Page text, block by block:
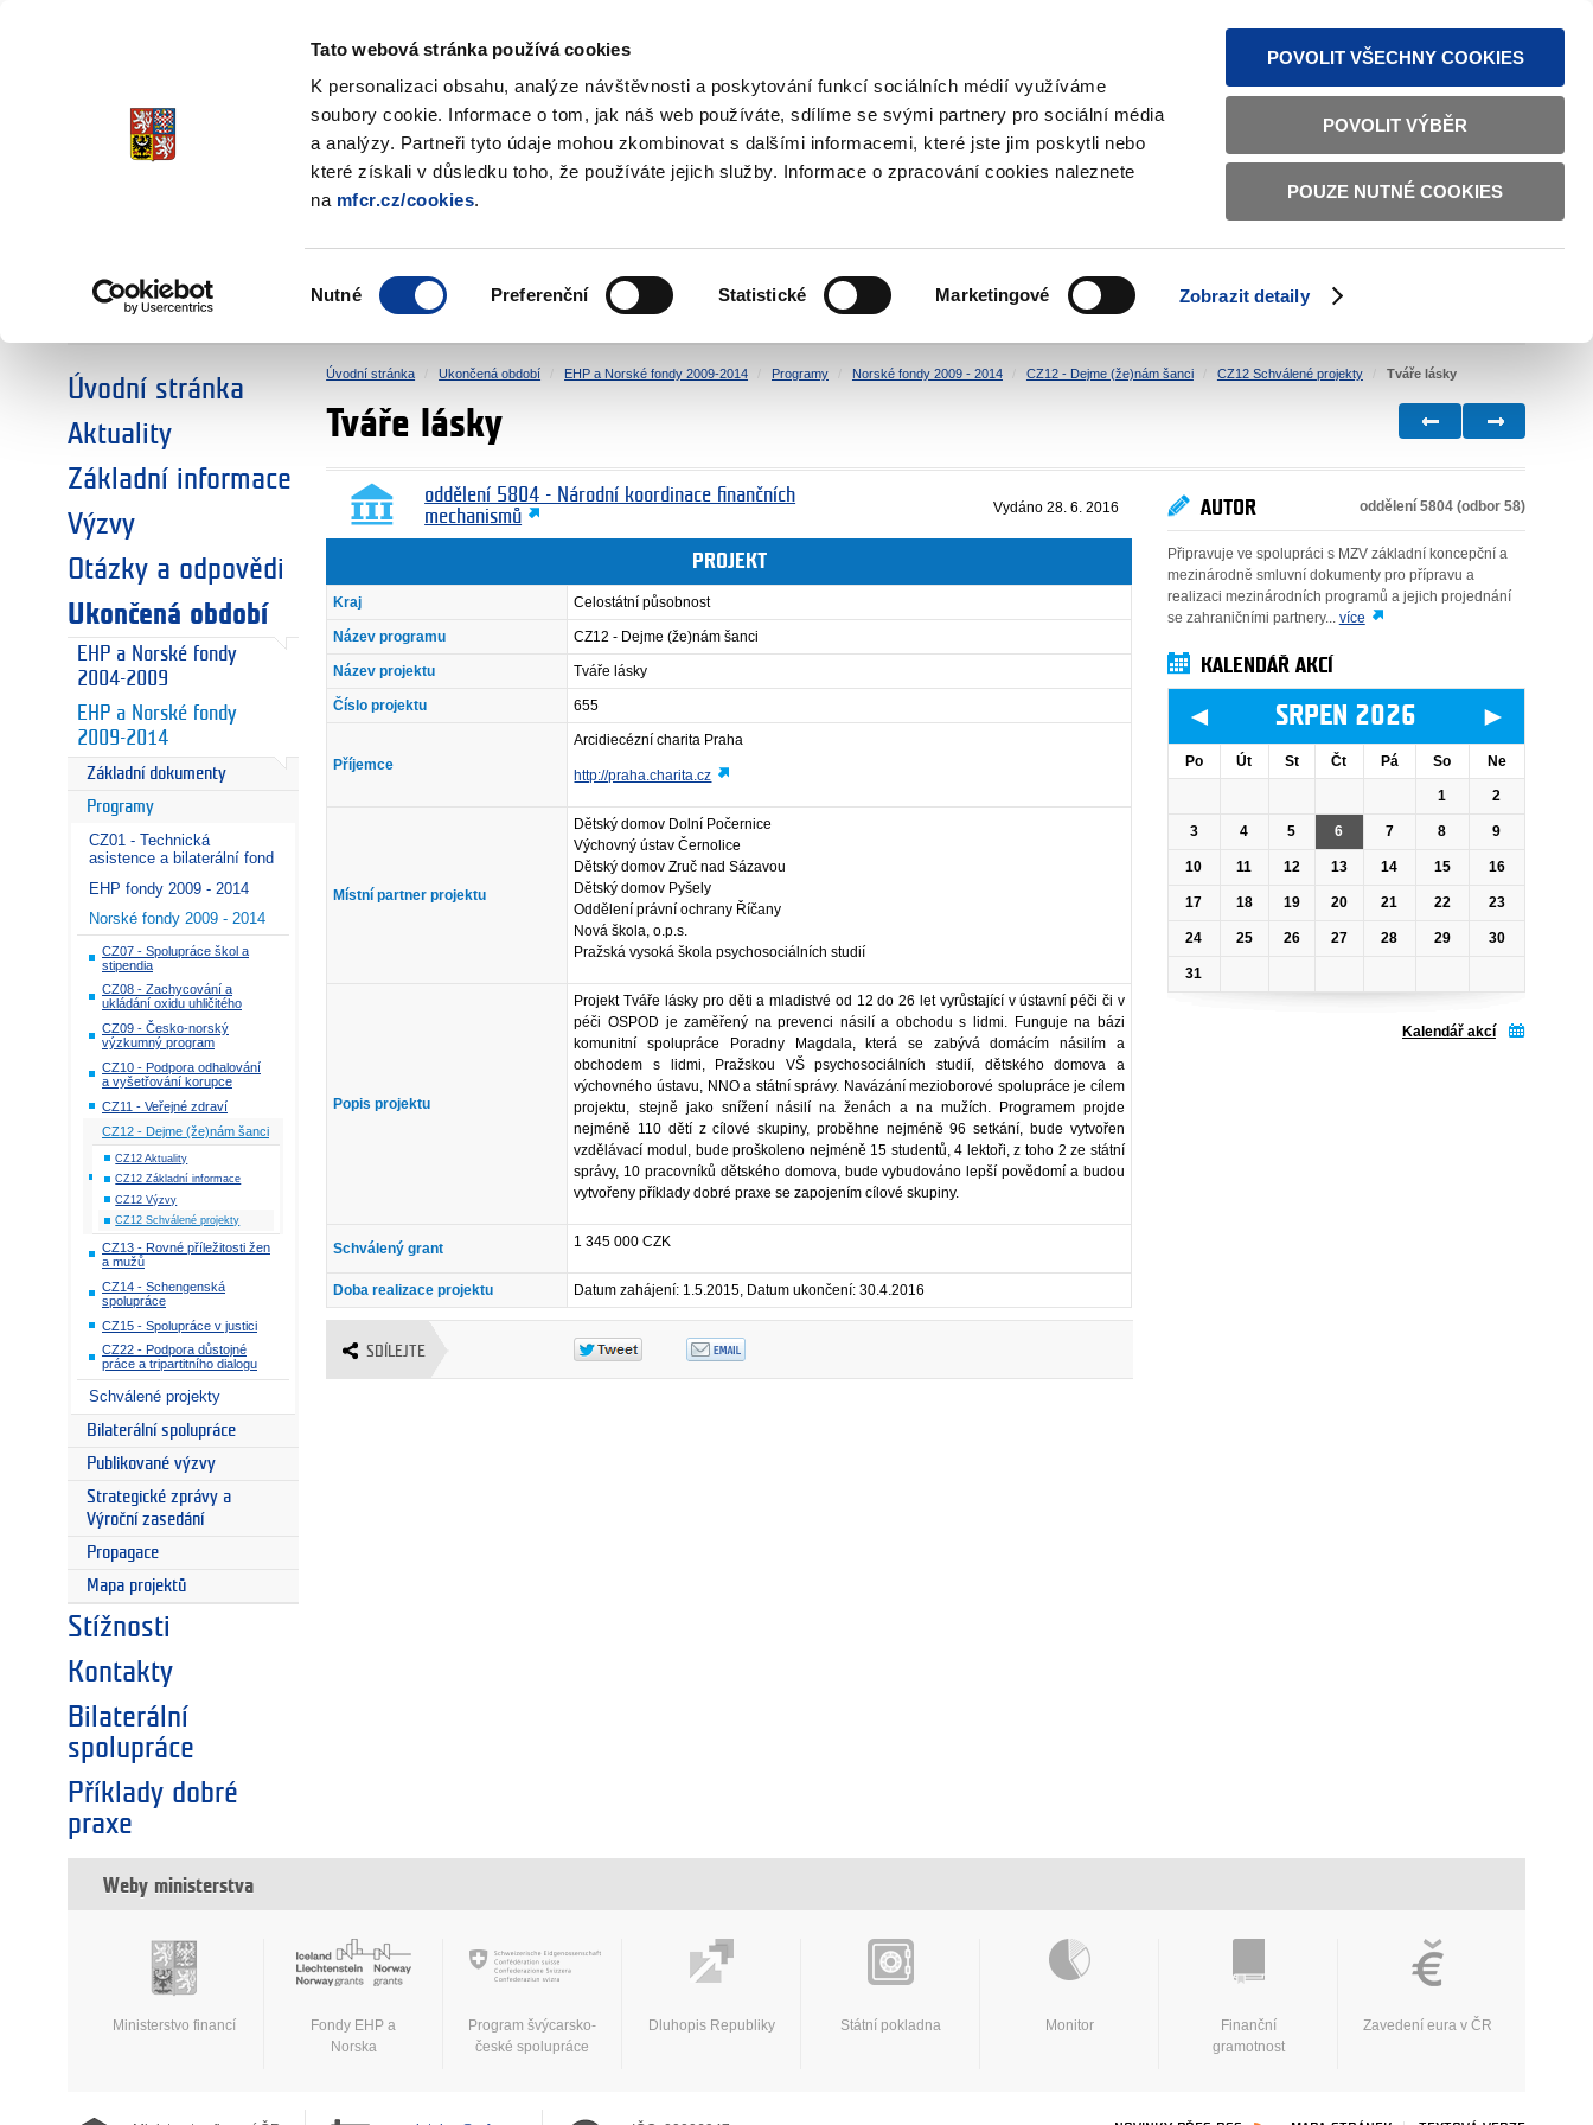
Tato webová stránka používá cookies
K personalizaci obsahu, analýze návštěvnosti a poskytování funkcí sociálních médií využíváme
soubory cookie. Informace o tom, jak náš web používáte, sdílíme se svými partnery pro sociální média
a analýzy. Partneři tyto údaje mohou zkombinovat s dalšími informacemi, které jste jim poskytli nebo
které získali v důsledku toho, že používáte jejich služby. Informace o zpracování cookies naleznete
na mfcr.cz/cookies.
souhlasu
Nutné Preferenční Statistické Marketingové Zobrazit detaily
POVOLIT VŠECHNY COOKIES
POVOLIT VÝBĚR
POUZE NUTNÉ COOKIES
TEXTOVÁ VERZE ČESKY ENGLISH
Fondy EHP a Norska
ZVOLTE SI OBLAST:
SOCIÁLNÍ DIALOG ŽIVOTNÍ PROSTŘEDÍ LIDSKÁ PRÁVA SPRAVEDLNOST VNITŘNÍ VĚCI BILATERÁLNÍ SPOLUPRÁCE
Úvodní stránka
Aktuality
Základní informace
Výzvy
Otázky a odpovědi
Ukončená období
EHP a Norské fondy
2004-2009
EHP a Norské fondy
2009-2014
Základní dokumenty
Programy
CZ01 - Technická
asistence a bilaterální fond
EHP fondy 2009 - 2014
Norské fondy 2009 - 2014
CZ07 - Spolupráce škol a
stipendia
CZ08 - Zachycování a
ukládání oxidu uhličitého
CZ09 - Česko-norský
výzkumný program
CZ10 - Podpora odhalování
a vyšetřování korupce
CZ11 - Veřejné zdraví
CZ12 - Dejme (že)nám šanci
CZ12 Aktuality
CZ12 Základní informace
CZ12 Výzvy
CZ12 Schválené projekty
CZ13 - Rovné příležitosti žen
a mužů
CZ14 - Schengenská
spolupráce
CZ15 - Spolupráce v justici
CZ22 - Podpora důstojné
práce a tripartitního dialogu
Schválené projekty
Bilaterální spolupráce
Publikované výzvy
Strategické zprávy a
Výroční zasedání
Propagace
Mapa projektů
Stížnosti
Kontakty
Bilaterální
spolupráce
Příklady dobré
praxe
Úvodní stránka Ukončená období EHP a Norské fondy 2009-2014 Programy Norské fondy 2009 - 2014 CZ12 - Dejme (že)nám šanci CZ12 Schválené projekty Tváře lásky
Tváře lásky
oddělení 5804 - Národní koordinace finančních
mechanismů
Vydáno 28. 6. 2016
PROJEKT
Kraj Celostátní působnost
Název programu CZ12 - Dejme (že)nám šanci
Název projektu Tváře lásky
Číslo projektu 655
Příjemce
Arcidiecézní charita Praha
http://praha.charita.cz
Místní partner projektu
Dětský domov Dolní Počernice
Výchovný ústav Černolice
Dětský domov Zruč nad Sázavou
Dětský domov Pyšely
Oddělení právní ochrany Říčany
Nová škola, o.p.s.
Pražská vysoká škola psychosociálních studií
Popis projektu
Projekt Tváře lásky pro děti a mladistvé od 12 do 26 let vyrůstající v ústavní péči či v
péči OSPOD je zaměřený na prevenci násilí a obchodu s lidmi. Funguje na bázi
komunitní spolupráce Poradny Magdala, která se zabývá domácím násilím a
obchodem s lidmi, Pražskou VŠ psychosociálních studií, dětského domova a
výchovného ústavu, NNO a státní správy. Navázání mezioborové spolupráce je cílem
projektu, stejně jako snížení násilí na ženách a na mužích. Programem projde
nejméně 110 dětí z cílové skupiny, proběhne nejméně 96 setkání, bude vytvořen
vzdělávací modul, bude proškoleno nejméně 15 studentů, 4 lektoři, z toho 2 ze státní
správy, 10 pracovníků dětského domova, bude vybudováno lepší povědomí a budou
vytvořeny příklady dobré praxe se zapojením cílové skupiny.
Schválený grant 1 345 000 CZK
Doba realizace projektu Datum zahájení: 1.5.2015, Datum ukončení: 30.4.2016
SDÍLEJTE
AUTOR oddělení 5804 (odbor 58)
Připravuje ve spolupráci s MZV základní koncepční a
mezinárodně smluvní dokumenty pro přípravu a
realizaci mezinárodních programů a jejich projednání
se zahraničními partnery... více
KALENDÁŘ AKCÍ
◄ SRPEN 2026 ►
Po Út St Čt Pá So Ne
1 2
3 4 5 6 7 8 9
10 11 12 13 14 15 16
17 18 19 20 21 22 23
24 25 26 27 28 29 30
31
Kalendář akcí
Weby ministerstva
Ministerstvo financí
Fondy EHP a
Norska
Program švýcarsko-
české spolupráce
Dluhopis Republiky Státní pokladna Monitor
Finanční
gramotnost
Zavedení eura v ČR